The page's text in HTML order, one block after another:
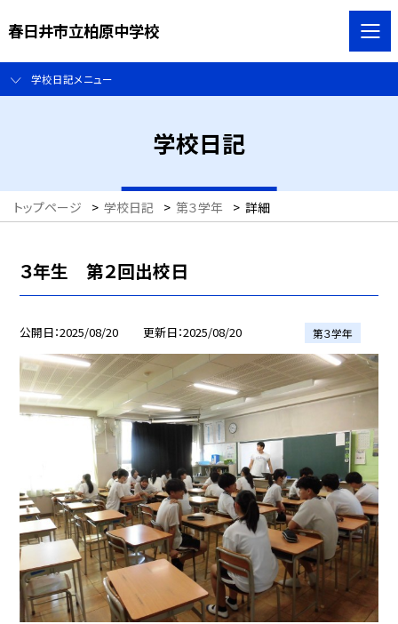
春日井市立柏原中学校
学校日記メニュー
学校日記
トップページ > 学校日記 > 第３学年 > 詳細
３年生 第２回出校日
公開日 2025/08/20 更新日 2025/08/20 第３学年